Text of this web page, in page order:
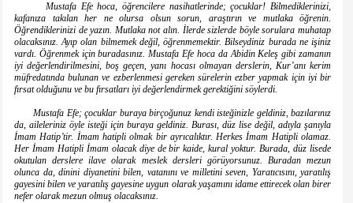
Mustafa Efe hoca, öğrencilere nasihatlerinde; çocuklar! Bilmediklerinizi,
kafanıza takılan her ne olursa olsun sorun, araştırın ve mutlaka öğrenin.
Öğrendiklerinizi de yazın. Mutlaka not alın. İlerde sizlerde böyle sorulara muhatap
olacaksınız. Ayıp olan bilmemek değil, öğrenmemektir. Bilseydiniz burada ne işiniz
vardı. Öğrenmek için buradasınız. Mustafa Efe hoca da Abidin Keleş gibi zamanın
iyi değerlendirilmesini, boş geçen, yanı hocası olmayan derslerin, Kur’anı kerim
müfredatında bulunan ve ezberlenmesi gereken sürelerin ezber yapmak için iyi bir
fırsat olduğunu ve bu fırsatları iyi değerlendirmek gerektiğini söylerdi.
Mustafa Efe; çocuklar buraya birçoğunuz kendi isteğinizle geldiniz, bazılarınız
da, aileleriniz öyle isteği için buraya geldiniz. Burası, düz lise değil, adıyla şanıyla
İmam Hatip’tir. İmam hatipli olmak bir ayrıcalıktır. Herkes İmam Hatipli olamaz.
Her İmam Hatipli İmam olacak diye de bir kaide, kural yoktur. Burada, düz lisede
okutulan derslere ilave olarak meslek dersleri görüyorsunuz. Buradan mezun
olunca da, dinini diyanetini bilen, vatanını ve milletini seven, Yaratıcısını, yaratılış
gayesini bilen ve yaratılış gayesine uygun olarak yaşamını idame ettirecek olan birer
nefer olarak mezun olmuş olacaksınız.